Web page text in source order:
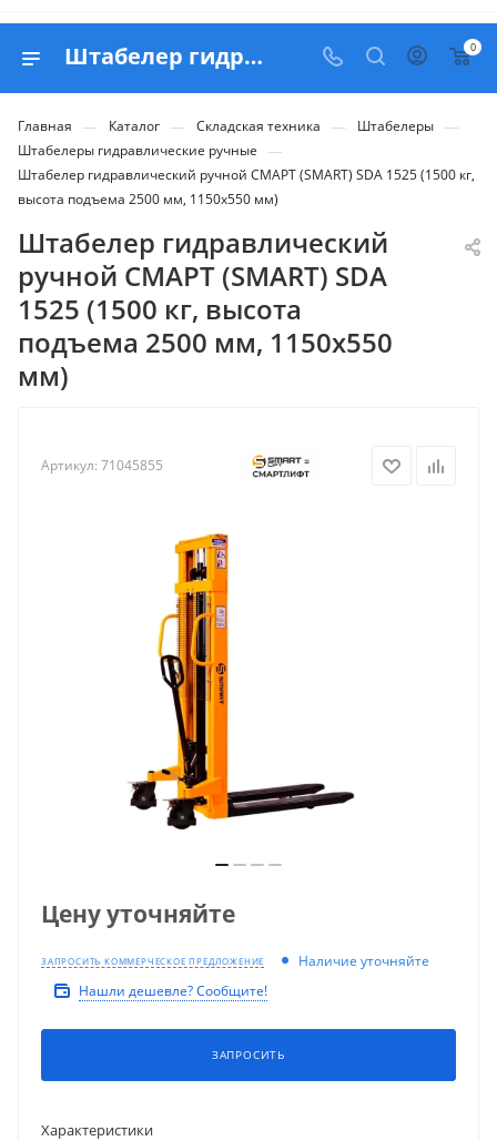
Штабелер гидравлический ручной СМАРТ (SMART) SDA 1525 (1500 кг, высота подъема 2500 мм, 1150x550 мм) - купить в Belapex 0
Главная — Каталог — Складская техника — Штабелеры —
Штабелеры гидравлические ручные —
Штабелер гидравлический ручной СМАРТ (SMART) SDA 1525 (1500 кг,
высота подъема 2500 мм, 1150x550 мм)
Штабелер гидравлический
ручной СМАРТ (SMART) SDA
1525 (1500 кг, высота
подъема 2500 мм, 1150x550
мм)
Артикул: 71045855
Цену уточняйте
ЗАПРОСИТЬ КОММЕРЧЕСКОЕ ПРЕДЛОЖЕНИЕ
Наличие уточняйте
Нашли дешевле? Сообщите!
ЗАПРОСИТЬ
Характеристики